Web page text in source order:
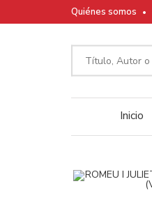
Quiénes somos
Inicio